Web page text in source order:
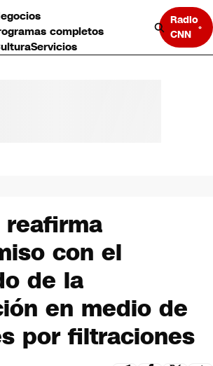
completos
Servicios
Radio
CNN
reafirma
con el
de la
en medio de
por filtraciones